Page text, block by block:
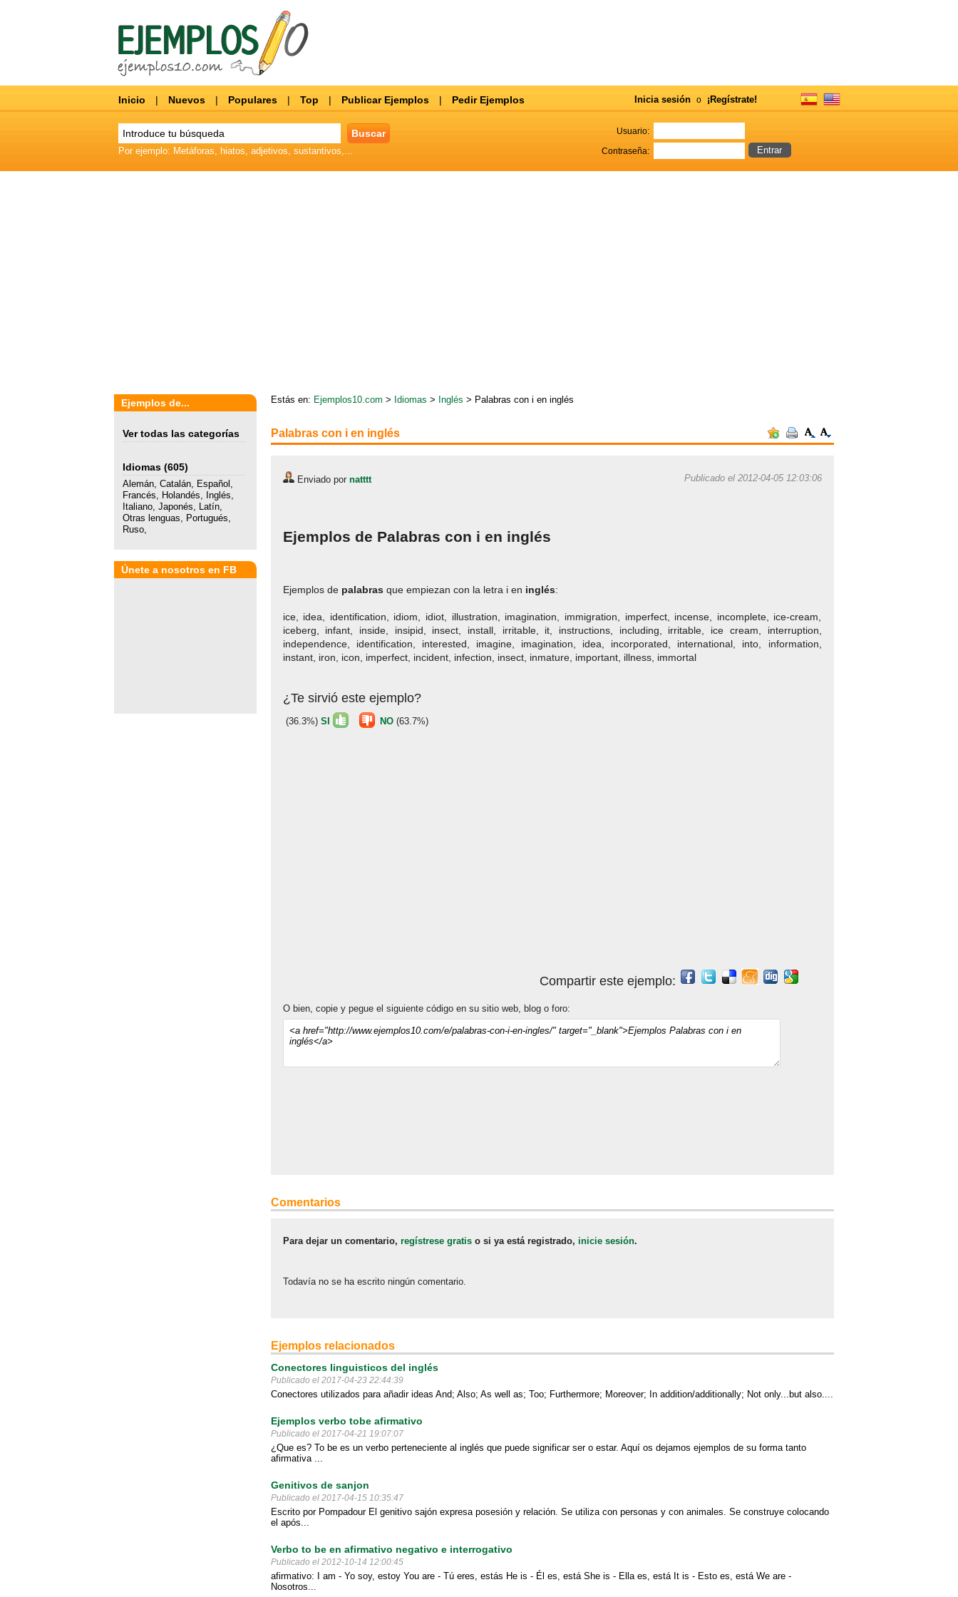
Inicia sesión o ¡Regístrate!
Usuario:
Contraseña:
Inicio | Nuevos | Populares | Top | Publicar Ejemplos | Pedir Ejemplos
Por ejemplo: Metáforas, hiatos, adjetivos, sustantivos,...
Ejemplos de...
Ver todas las categorías
Idiomas(605)
Alemán, Catalán, Español ,
Francés, Holandés, Inglés,
Italiano, Japonés, Latín,
Otras lenguas, Portugués,
Ruso,
Únete a nosotros en FB
Estás en: Ejemplos10.com > Idiomas > Inglés > Palabras con i en inglés
Palabras con i en inglés
Enviado por natttt Publicado el 2012-04-05 12:03:06
Ejemplos de Palabras con i en inglés
Ejemplos de palabrasque empiezan con la letra i en inglés:
ice, idea, identification, idiom, idiot, illustration, imagination, immigration, imperfect, incense, incomplete, ice-cream,
iceberg, infant, inside, insipid, insect, install, irritable, it, instructions, including, irritable, ice cream, interruption,
independence, identification, interested, imagine, imagination, idea, incorporated, international, into, information,
instant, iron, icon, imperfect, incident, infection, insect, inmature, important, illness, immortal
¿Te sirvió este ejemplo?
(36.3%) SI NO(63.7%)
Compartir este ejemplo:
O bien, copie y pegue el siguiente código en su sitio web, blog o foro:
Comentarios
Para dejar un comentario, regístrese gratiso si ya está registrado, inicie sesión.
Todavía no se ha escrito ningún comentario.
Ejemplos relacionados
Conectores linguisticos del inglés
Publicado el 2017-04-23 22:44:39
Conectores utilizados para añadir ideas And; Also; As well as; Too; Furthermore; Moreover; In addition/additionally; Not only...but also....
Ejemplos verbo tobe afirmativo
Publicado el 2017-04-21 19:07:07
¿Que es? To be es un verbo perteneciente al inglés que puede significar ser o estar. Aquí os dejamos ejemplos de su forma tanto
afirmativa ...
Genitivos de sanjon
Publicado el 2017-04-15 10:35:47
Escrito por Pompadour El genitivo sajón expresa posesión y relación. Se utiliza con personas y con animales. Se construye colocando
el após...
Verbo to be en afirmativo negativo e interrogativo
Publicado el 2012-10-14 12:00:45
afirmativo: I am - Yo soy, estoy You are - Tú eres, estás He is - Él es, está She is - Ella es, está It is - Esto es, está We are -
Nosotros...